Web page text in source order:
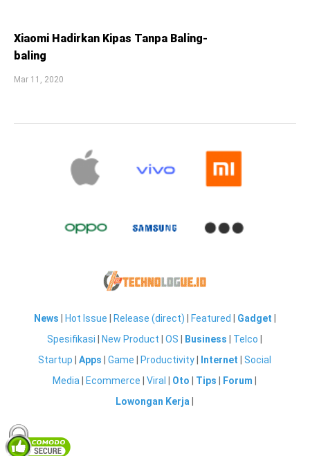
Xiaomi Hadirkan Kipas Tanpa Baling-
baling
Mar 11, 2020
News Hot Issue Release (direct) Featured Gadget
Spesifikasi
New Product |OS Business Telco
Startup |Apps |Game Productivity Internet |Social
Media
Ecommerce |Viral Oto Tips Forum
Lowongan Kerja